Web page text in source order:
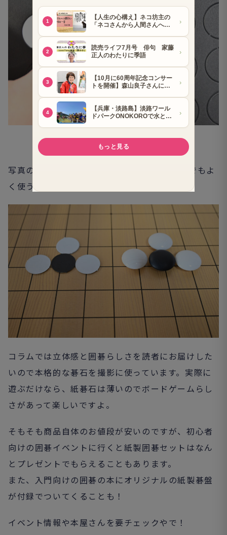
写真の左が紙碁石。右はBENIOの楽しい囲碁でもよ
く使う本格的な碁石です。
コラムでは立体感と囲碁らしさを読者にお届けした
いので本格的な碁石を撮影に使っています。実際に
遊ぶだけなら、紙碁石は薄いのでボードゲームらし
さがあって楽しいですよ。
そもそも商品自体のお値段が安いのですが、初心者
向けの囲碁イベントに行くと紙製囲碁セットはなん
とプレゼントでもらえることもあります。
また、入門向けの囲碁の本にオリジナルの紙製碁盤
が付録でついてくることも！
イベント情報や本屋さんを要チェックやで！